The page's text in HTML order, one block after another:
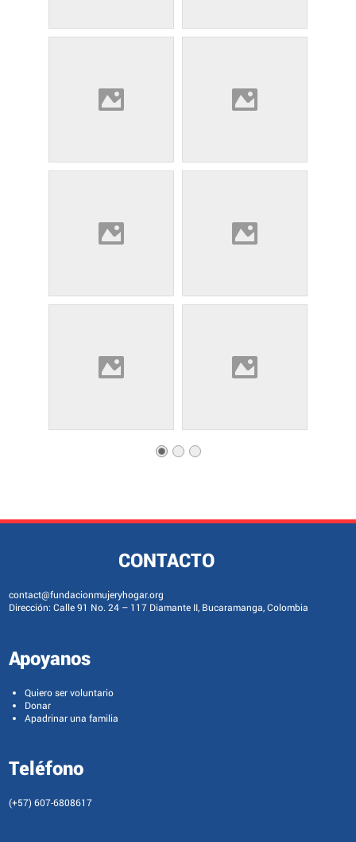
CONTACTO
contact@fundacionmujeryhogar.org
Dirección: Calle 91 No. 24 – 117 Diamante II, Bucaramanga, Colombia
Apoyanos
Quiero ser voluntario
Donar
Apadrinar una familia
Teléfono
(+57) 607-6808617